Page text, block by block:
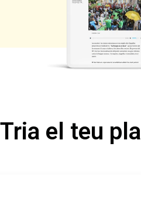
Tria el teu pla